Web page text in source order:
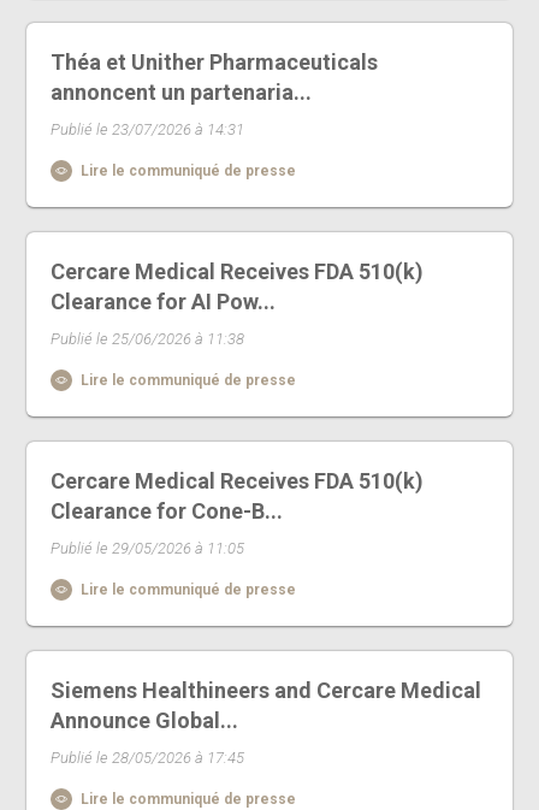
Théa et Unither Pharmaceuticals
annoncent un partenaria...
Publié le 23/07/2026 à 14:31
Lire le communiqué de presse
Cercare Medical Receives FDA 510(k)
Clearance for AI Pow...
Publié le 25/06/2026 à 11:38
Lire le communiqué de presse
Cercare Medical Receives FDA 510(k)
Clearance for Cone-B...
Publié le 29/05/2026 à 11:05
Lire le communiqué de presse
Siemens Healthineers and Cercare Medical
Announce Global...
Publié le 28/05/2026 à 17:45
Lire le communiqué de presse